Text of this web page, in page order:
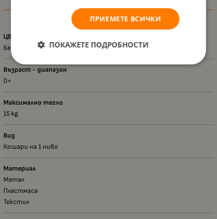
Характеристики
Цвят
Бежов
Възраст - диапазон
0+
Максимално тегло
15 kg
Вид
Кошари на 1 ниво
Материал
Метал
Пластмаса
Текстил
ПРИЕМЕТЕ ВСИЧКИ
ПОКАЖЕТЕ ПОДРОБНОСТИ